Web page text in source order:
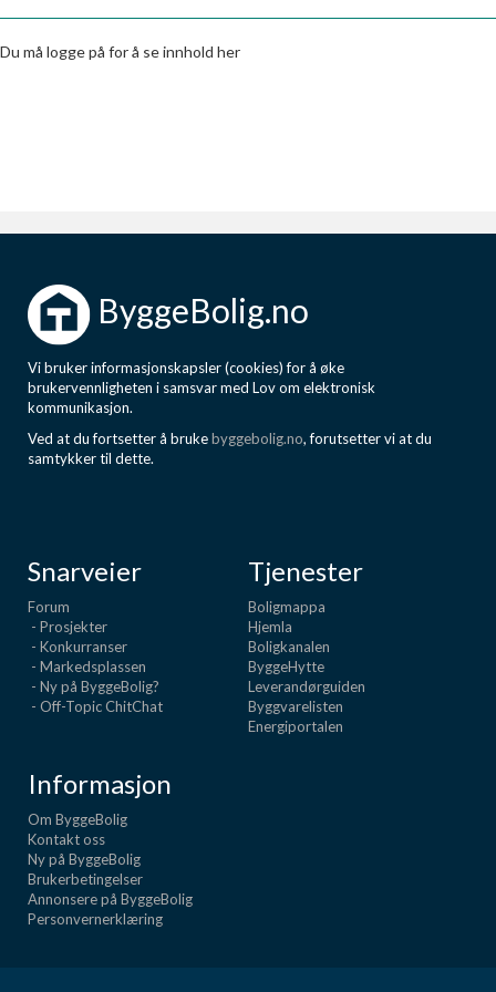
Boligmappa+
Få mer ut av Boligmappa
Du må logge på for å se innhold her
ByggeBolig.no
Vi bruker informasjonskapsler (cookies) for å øke
brukervennligheten i samsvar med Lov om elektronisk
kommunikasjon.
Ved at du fortsetter å brukebyggebolig.no, forutsetter vi at du
samtykker til dette.
Snarveier
Forum
- Prosjekter
- Konkurranser
- Markedsplassen
- Ny på ByggeBolig?
- Off-Topic ChitChat
Tjenester
Boligmappa
Hjemla
Boligkanalen
ByggeHytte
Leverandørguiden
Byggvarelisten
Energiportalen
Informasjon
Om ByggeBolig
Kontakt oss
Ny på ByggeBolig
Brukerbetingelser
Annonsere på ByggeBolig
Personvernerklæring